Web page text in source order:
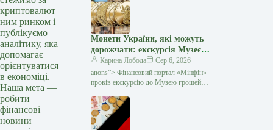
криптовалют
ним ринком і
публікуємо
аналітику, яка
допомагає
орієнтуватися
в економіці.
Наша мета —
робити
фінансові
новини
ринок…
Монети України, які можуть
дорожчати: екскурсія Музеєм
грошей НБУ (відео) — Мінфін
Карина Лобода
Сер 6, 2026
anons”> Фінансовий портал «Мінфін»
провів екскурсію до Музею грошей
відомим українським нумізматом
Андрієм